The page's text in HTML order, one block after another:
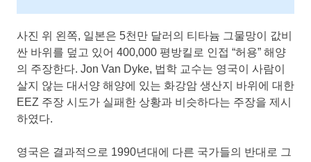
사진 위 왼쪽, 일본은 5천만 달러의 티타늄 그물망이 값비
싼 바위를 덮고 있어 400,000 평방킬로 인접 “허용” 해양
의 주장한다. Jon Van Dyke, 법학 교수는 영국이 사람이
살지 않는 대서양 해양에 있는 화강암 생산지 바위에 대한
EEZ 주장 시도가 실패한 상황과 비슷하다는 주장을 제시
하였다.
영국은 결과적으로 1990년대에 다른 국가들의 반대로 그